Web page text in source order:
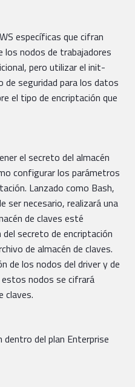
específicas que cifran
nodos de trabajadores
pero utilizar el init-
de seguridad para los datos
el tipo de encriptación que
el secreto del almacén
configurar los parámetros
Lanzado como Bash,
ser necesario, realizará una
de claves esté
del secreto de encriptación
de almacén de claves.
de los nodos del driver y de
nodos se cifrará
claves.
del plan Enterprise